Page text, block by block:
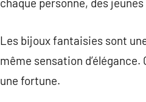
Les bijoux fantaisies sont
même sensation
une fortune.